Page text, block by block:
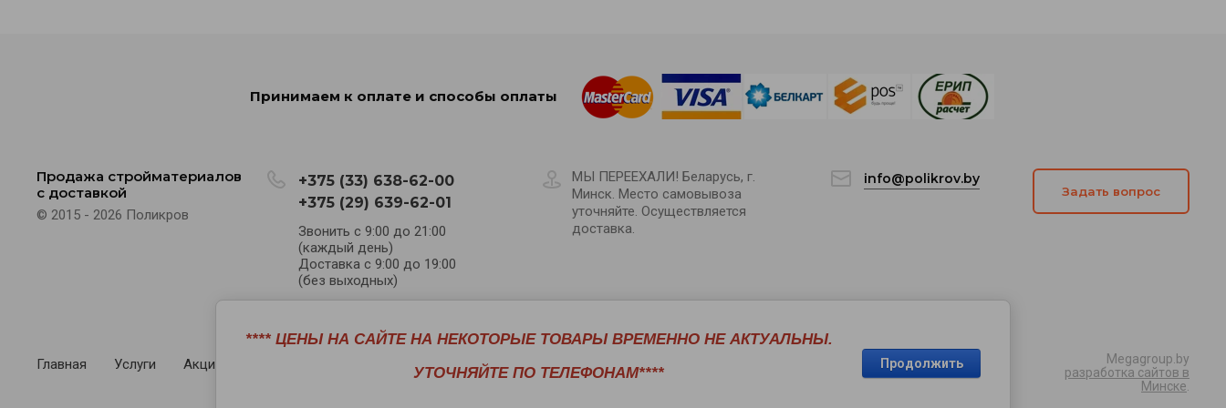
Принимаем к оплате и способы оплаты
Продажа стройматериалов
с доставкой
© 2015 - 2026 Поликров
+375 (33) 638-62-00
+375 (29) 639-62-01
Звонить с 9:00 до 21:00
(каждый день)
Доставка с 9:00 до 19:00
(без выходных)
МЫ ПЕРЕЕХАЛИ! Беларусь, г.
Минск. Место самовывоза
уточняйте. Осуществляется
доставка.
info@polikrov.by
Задать вопрос
Главная Услуги Акции Возврат/обмен Оплата/доставка Статьи
Megagroup.by
разработка сайтов в
Минске
**** ЦЕНЫ НА САЙТЕ НА НЕКОТОРЫЕ ТОВАРЫ ВРЕМЕННО НЕ АКТУАЛЬНЫ.
УТОЧНЯЙТЕ ПО ТЕЛЕФОНАМ****
Продолжить